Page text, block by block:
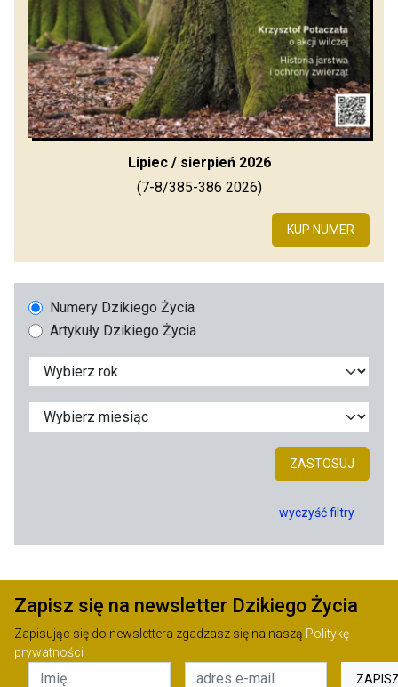
Lipiec / sierpień 2026
(7-8/385-386 2026)
KUP NUMER
Numery Dzikiego Życia
Artykuły Dzikiego Życia
ZASTOSUJ
wyczyść filtry
Zapisz się na newsletter Dzikiego Życia
Zapisując się do newslettera zgadzasz się na naszą Politykę
prywatności